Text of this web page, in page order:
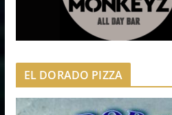
EL DORADO PIZZA